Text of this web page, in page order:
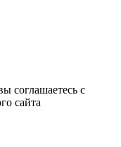
соглашаетесь с
сайта